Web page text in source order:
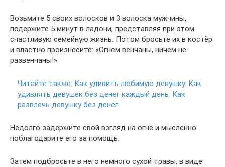
Возьмите 5 своих волосков и 3 волоска мужчины,
подержите 5 минут в ладони, представляя при этом
счастливую семейную жизнь. Потом бросьте их в костёр
и властно произнесите: «Огнём венчаны, ничем не
развенчаны!»
Читайте также: Как удивить любимую девушку. Как
удивлять девушек без денег каждый день. Как
развлечь девушку без денег
Недолго задержите свой взгляд на огне и мысленно
поблагодарите его за помощь.
Затем подбросьте в него немного сухой травы, в виде